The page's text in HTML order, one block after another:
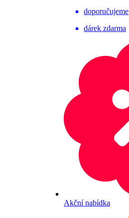
doporučujeme
dárek zdarma
Akční nabídka